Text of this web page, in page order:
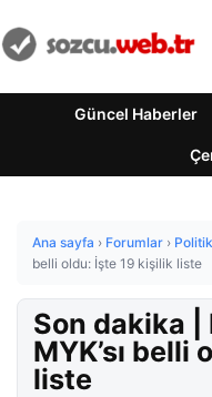
Güncel Haberler
Ana sayfa › Forumlar ›
belli oldu: İşte 19 kişilik liste
Son dakika |
MYK’sı
liste